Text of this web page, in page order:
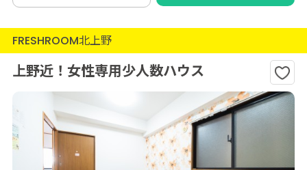
FRESHROOM北上野
上野近！女性専用少人数ハウス